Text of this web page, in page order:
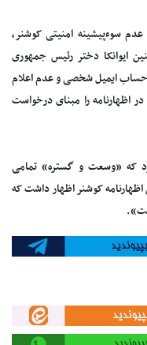
سوءپیشینه امنیتی کوشنر،
ایوانکا دختر رئیس جمهوری
حساب ایمیل شخصی و عدم اعلام
اظهارنامه را مبنای درخواست
که «وسعت و گستره» تمامی
کوشنر اظهار داشت که